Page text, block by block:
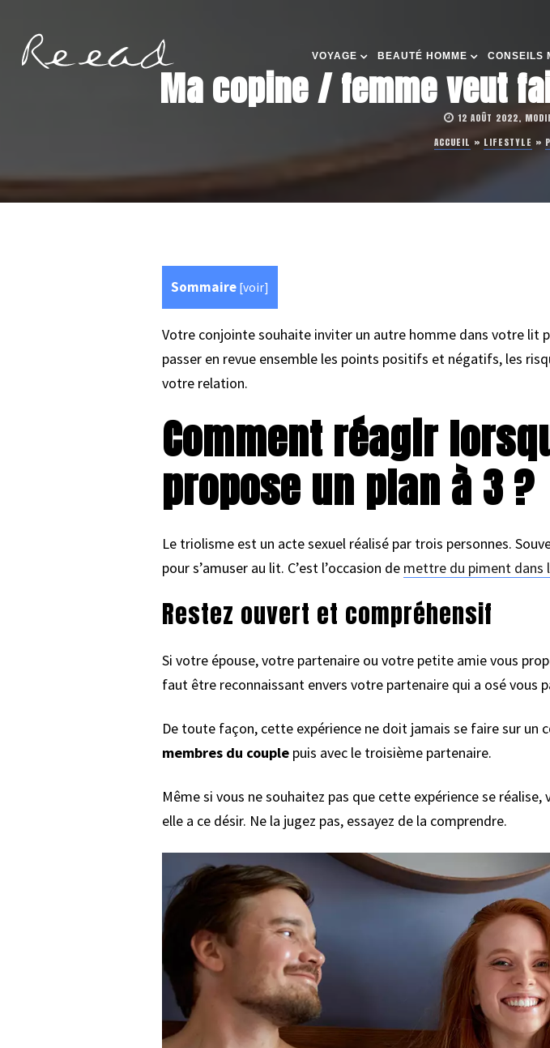
VOYAGE BEAUTÉ HOMME CONSEILS
Ma copine / femme veut
12 AOÛT 2022,
ACCUEIL » LIFESTYLE »
Sommaire [voir]
Votre conjointe souhaite inviter un autre homme dans votre lit
passer en revue ensemble les points positifs et négatifs, les
votre relation.
Comment réagir
propose un plan à 3 ?
Le triolisme est un acte sexuel réalisé par trois personnes.
pour s’amuser au lit. C’est l’occasion de mettre du piment dans
Restez ouvert et compréhensif
Si votre épouse, votre partenaire ou votre petite amie vous
faut être reconnaissant envers votre partenaire qui a osé vous
De toute façon, cette expérience ne doit jamais se faire sur un
membres du couplepuis avec le troisième partenaire.
Même si vous ne souhaitez pas que cette expérience se
elle a ce désir. Ne la jugez pas, essayez de la comprendre.